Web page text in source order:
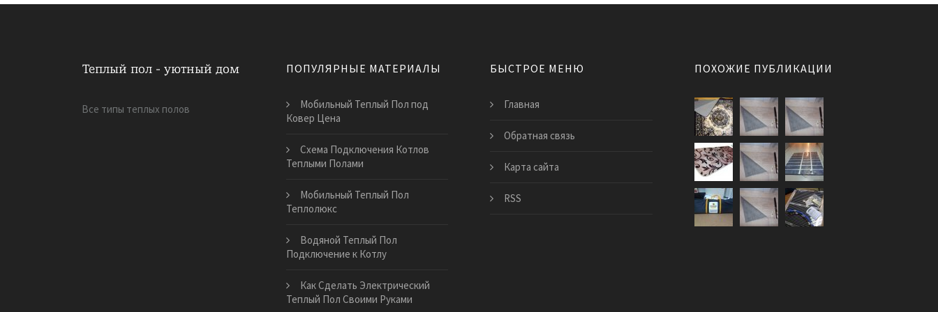
Все типы теплых полов
ПОПУЛЯРНЫЕ МАТЕРИАЛЫ
Мобильный Теплый Пол под
Ковер Цена
Схема Подключения Котлов
Теплыми Полами
Мобильный Теплый Пол
Теплолюкс
Водяной Теплый Пол
Подключение к Котлу
Как Сделать Электрический
Теплый Пол Своими Руками
БЫСТРОЕ МЕНЮ
Главная
Обратная связь
Карта сайта
RSS
ПОХОЖИЕ ПУБЛИКАЦИИ